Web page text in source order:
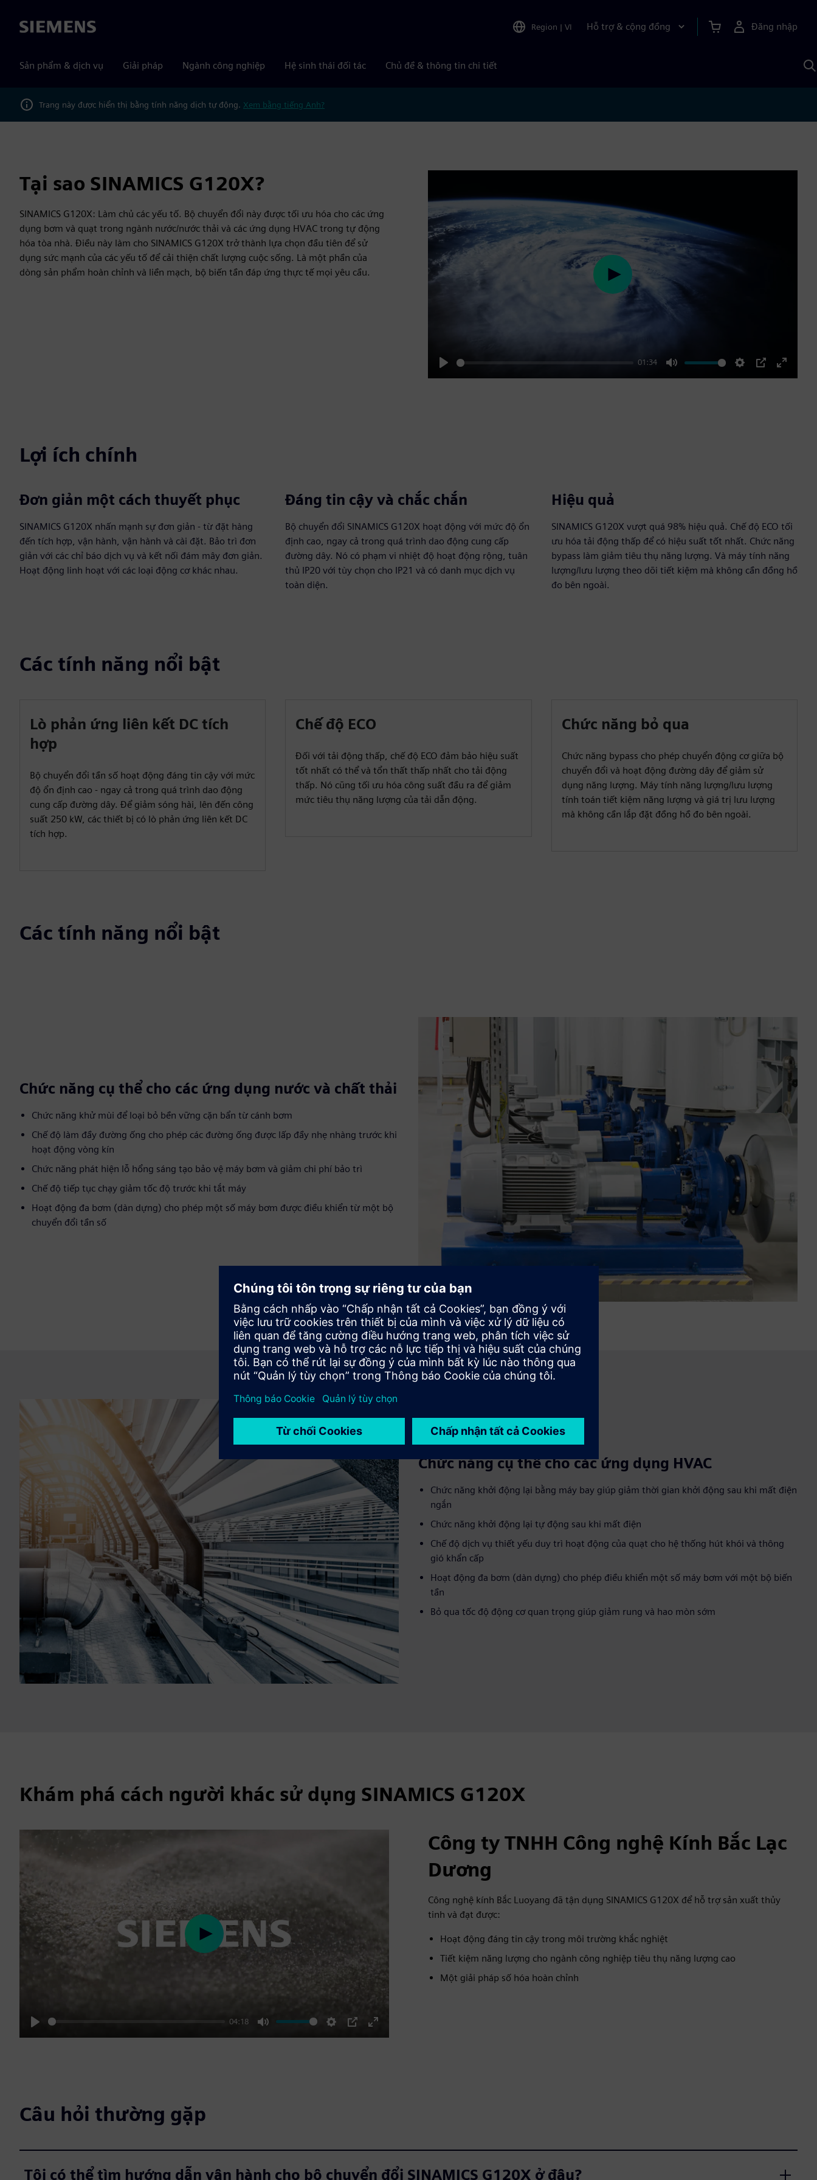
Siemens Region | VI Hỗ trợ & cộng đồng Đăng nhập
Sản phẩm & dịch vụ Giải pháp Ngành công nghiệp Hệ sinh thái đối tác Chủ đề & thông tin chi tiết
Trang này được hiển thị bằng tính năng dịch tự động. Xem bằng tiếng Anh?
Tại sao SINAMICS G120X?
SINAMICS G120X: Làm chủ các yếu tố. Bộ chuyển đổi này được tối ưu hóa cho các ứng
dụng bơm và quạt trong ngành nước/nước thải và các ứng dụng HVAC trong tự động
hóa tòa nhà. Điều này làm cho SINAMICS G120X trở thành lựa chọn đầu tiên để sử
dụng sức mạnh của các yếu tố để cải thiện chất lượng cuộc sống. Là một phần của
dòng sản phẩm hoàn chỉnh và liền mạch, bộ biến tần đáp ứng thực tế mọi yêu cầu.
Play
01:34
Mute Settings
PIP
Enter
Play
Lợi ích chính
Đơn giản một cách thuyết phục
SINAMICS G120X nhấn mạnh sự đơn giản - từ đặt hàng
đến tích hợp, vận hành, vận hành và cài đặt. Bảo trì đơn
giản với các chỉ báo dịch vụ và kết nối đám mây đơn giản.
Hoạt động linh hoạt với các loại động cơ khác nhau.
Đáng tin cậy và chắc chắn
Bộ chuyển đổi SINAMICS G120X hoạt động với mức độ ổn
định cao, ngay cả trong quá trình dao động cung cấp
đường dây. Nó có phạm vi nhiệt độ hoạt động rộng, tuân
thủ IP20 với tùy chọn cho IP21 và có danh mục dịch vụ
toàn diện.
Hiệu quả
SINAMICS G120X vượt quá 98% hiệu quả. Chế độ ECO tối
ưu hóa tải động thấp để có hiệu suất tốt nhất. Chức năng
bypass làm giảm tiêu thụ năng lượng. Và máy tính năng
lượng/lưu lượng theo dõi tiết kiệm mà không cần đồng hồ
đo bên ngoài.
Các tính năng nổi bật
Lò phản ứng liên kết DC tích
hợp
Bộ chuyển đổi tần số hoạt động đáng tin cậy với mức
độ ổn định cao - ngay cả trong quá trình dao động
cung cấp đường dây. Để giảm sóng hài, lên đến công
suất 250 kW, các thiết bị có lò phản ứng liên kết DC
tích hợp.
Chế độ ECO
Đối với tải động thấp, chế độ ECO đảm bảo hiệu suất
tốt nhất có thể và tổn thất thấp nhất cho tải động
thấp. Nó cũng tối ưu hóa công suất đầu ra để giảm
mức tiêu thụ năng lượng của tải dẫn động.
Chức năng bỏ qua
Chức năng bypass cho phép chuyển động cơ giữa bộ
chuyển đổi và hoạt động đường dây để giảm sử
dụng năng lượng. Máy tính năng lượng/lưu lượng
tính toán tiết kiệm năng lượng và giá trị lưu lượng
mà không cần lắp đặt đồng hồ đo bên ngoài.
Các tính năng nổi bật
Chức năng cụ thể cho các ứng dụng nước và chất thải
Chức năng khử mùi để loại bỏ bền vững cặn bẩn từ cánh bơm
Chế độ làm đầy đường ống cho phép các đường ống được lấp đầy nhẹ nhàng trước khi
hoạt động vòng kín
Chức năng phát hiện lỗ hổng sáng tạo bảo vệ máy bơm và giảm chi phí bảo trì
Chế độ tiếp tục chạy giảm tốc độ trước khi tắt máy
Hoạt động đa bơm (dàn dựng) cho phép một số máy bơm được điều khiển từ một bộ
chuyển đổi tần số
Chức năng cụ thể cho các ứng dụng HVAC
Chức năng khởi động lại bằng máy bay giúp giảm thời gian khởi động sau khi mất điện
ngắn
Chức năng khởi động lại tự động sau khi mất điện
Chế độ dịch vụ thiết yếu duy trì hoạt động của quạt cho hệ thống hút khói và thông
gió khẩn cấp
Hoạt động đa bơm (dàn dựng) cho phép điều khiển một số máy bơm với một bộ biến
tần
Bỏ qua tốc độ động cơ quan trọng giúp giảm rung và hao mòn sớm
Khám phá cách người khác sử dụng SINAMICS G120X
Play
04:18
Mute Settings
PIP
Enter
Play
Công ty TNHH Công nghệ Kính Bắc Lạc
Dương
Công nghệ kính Bắc Luoyang đã tận dụng SINAMICS G120X để hỗ trợ sản xuất thủy
tinh và đạt được:
Hoạt động đáng tin cậy trong môi trường khắc nghiệt
Tiết kiệm năng lượng cho ngành công nghiệp tiêu thụ năng lượng cao
Một giải pháp số hóa hoàn chỉnh
Câu hỏi thường gặp
Tôi có thể tìm hướng dẫn vận hành cho bộ chuyển đổi SINAMICS G120X ở đâu?